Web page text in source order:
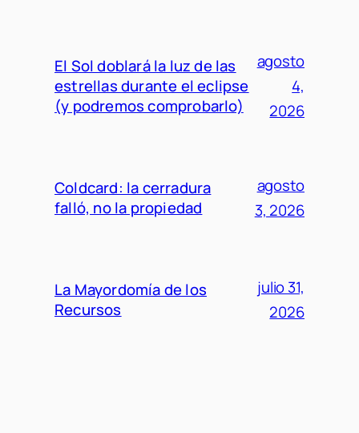
El Sol doblará la luz de las
estrellas durante el eclipse
(y podremos comprobarlo)
agosto
4,
2026
Coldcard: la cerradura
falló, no la propiedad
agosto
3, 2026
La Mayordomía de los
Recursos
julio 31,
2026